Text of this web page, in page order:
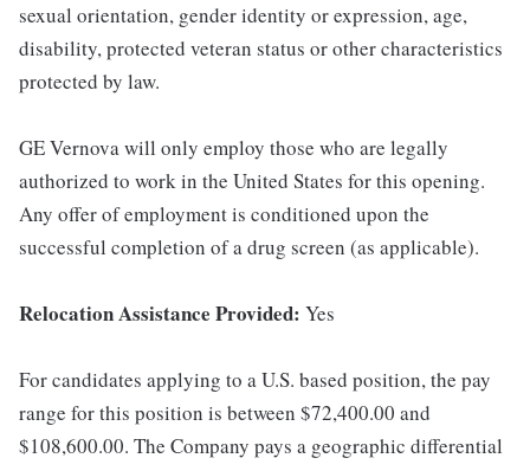
sexual orientation, gender identity or expression, age,
disability, protected veteran status or other characteristics
protected by law.
GE Vernova will only employ those who are legally
authorized to work in the United States for this opening.
Any offer of employment is conditioned upon the
successful completion of a drug screen (as applicable).
Relocation Assistance Provided: Yes
For candidates applying to a U.S. based position, the pay
range for this position is between $72,400.00 and
$108,600.00. The Company pays a geographic differential